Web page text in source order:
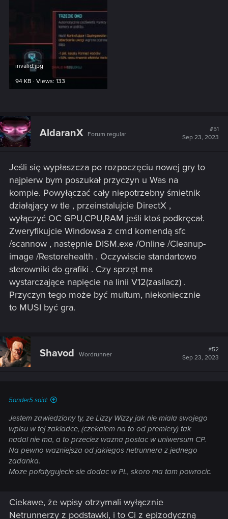
invalid.jpg
94 KB · Views: 133
AldaranX Forum regular
#51
Sep 23, 2023
Jeśli się wypłaszcza po rozpoczęciu nowej gry to
najpierw bym poszukał przyczyn u Was na
kompie. Powyłączać cały niepotrzebny śmietnik
działąjący w tle , przeinstalujcie DirectX ,
wyłączyć OC GPU,CPU,RAM jeśli ktoś podkręcał.
Zweryfikujcie Windowsa z cmd komendą sfc
/scannow , następnie DISM.exe /Online /Cleanup-
image /Restorehealth . Oczywiscie standartowo
sterowniki do grafiki . Czy sprzęt ma
wystarczające napięcie na linii V12(zasilacz) .
Przyczyn tego może być multum, niekoniecznie
to MUSI być gra.
Shavod Wordrunner
#52
Sep 23, 2023
5ander5 said:
Jestem zawiedziony ty, ze Lizzy Wizzy jak nie miala swojego
wpisu w tej zakladce, (czekalem na to od premiery) tak
nadal nie ma, a to przeciez wazna postac w uniwersum CP.
Na pewno wazniejsza od jakiegos netrunnera z jednego
zadanka.
Moze pofatygujecie sie dodac w PL, skoro ma tam powrocic.
Ciekawe, że wpisy otrzymali wyłącznie
Netrunnerzy z podstawki, i to Ci z epizodyczną